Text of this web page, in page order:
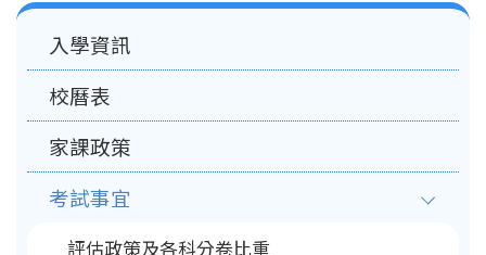
Main
navigation
入學資訊
校曆表
家課政策
考試事宜
評估政策及各科分卷比重